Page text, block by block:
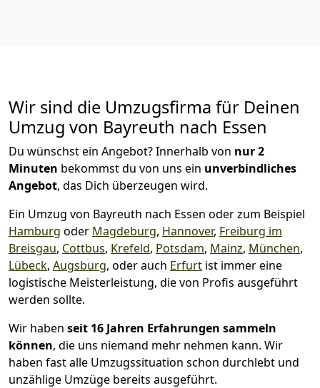
Wir sind die Umzugsfirma für Deinen
Umzug von Bayreuth nach Essen
Du wünschst ein Angebot? Innerhalb von nur 2
Minuten bekommst du von uns ein unverbindliches
Angebot, das Dich überzeugen wird.
Ein Umzug von Bayreuth nach Essen oder zum Beispiel
Hamburg oder Magdeburg, Hannover, Freiburg im
Breisgau, Cottbus, Krefeld, Potsdam, Mainz, München,
Lübeck, Augsburg, oder auch Erfurt ist immer eine
logistische Meisterleistung, die von Profis ausgeführt
werden sollte.
Wir haben seit 16 Jahren Erfahrungen sammeln
können, die uns niemand mehr nehmen kann. Wir
haben fast alle Umzugssituation schon durchlebt und
unzählige Umzüge bereits ausgeführt.